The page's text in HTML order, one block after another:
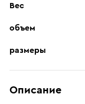
Вес
объем
размеры
Описание